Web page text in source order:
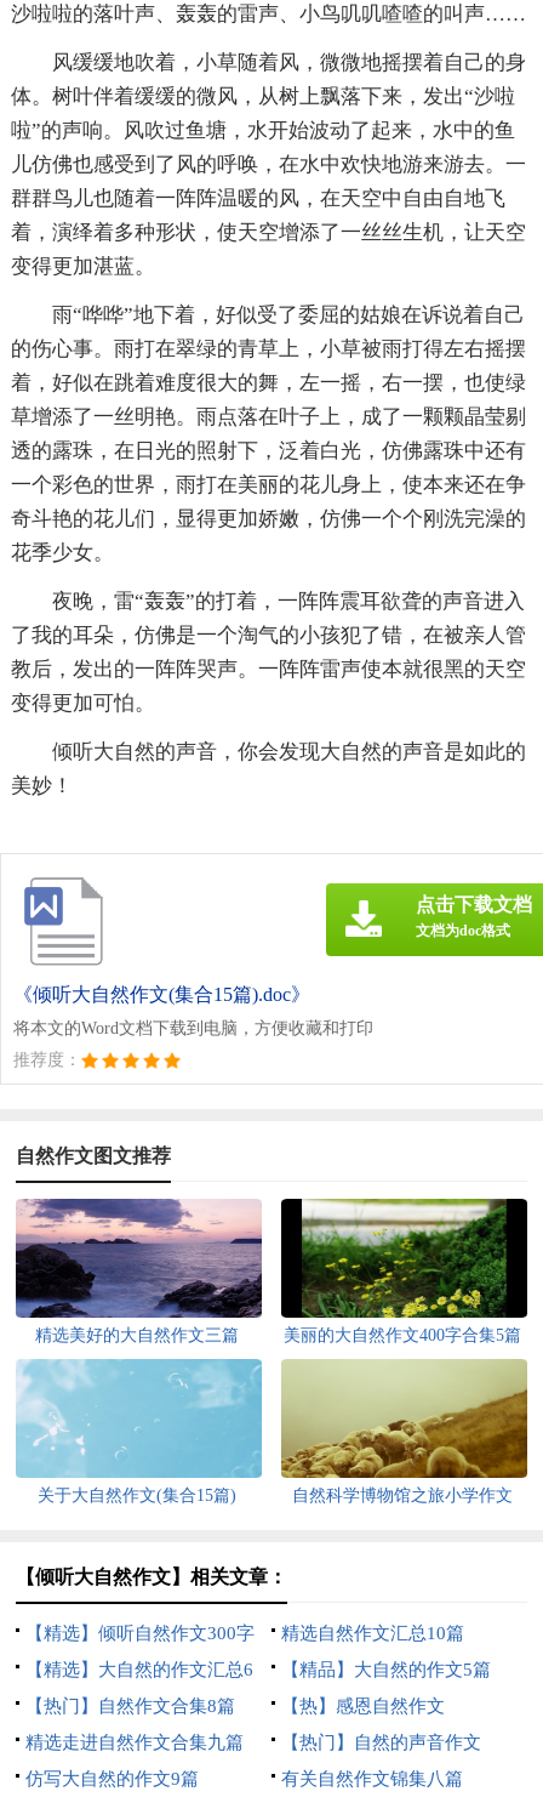
沙啦啦的落叶声、轰轰的雷声、小鸟叽叽喳喳的叫声……
风缓缓地吹着，小草随着风，微微地摇摆着自己的身
体。树叶伴着缓缓的微风，从树上飘落下来，发出“沙啦
啦”的声响。风吹过鱼塘，水开始波动了起来，水中的鱼
儿仿佛也感受到了风的呼唤，在水中欢快地游来游去。一
群群鸟儿也随着一阵阵温暖的风，在天空中自由自地飞
着，演绎着多种形状，使天空增添了一丝丝生机，让天空
变得更加湛蓝。
雨“哗哗”地下着，好似受了委屈的姑娘在诉说着自己
的伤心事。雨打在翠绿的青草上，小草被雨打得左右摇摆
着，好似在跳着难度很大的舞，左一摇，右一摆，也使绿
草增添了一丝明艳。雨点落在叶子上，成了一颗颗晶莹剔
透的露珠，在日光的照射下，泛着白光，仿佛露珠中还有
一个彩色的世界，雨打在美丽的花儿身上，使本来还在争
奇斗艳的花儿们，显得更加娇嫩，仿佛一个个刚洗完澡的
花季少女。
夜晚，雷“轰轰”的打着，一阵阵震耳欲聋的声音进入
了我的耳朵，仿佛是一个淘气的小孩犯了错，在被亲人管
教后，发出的一阵阵哭声。一阵阵雷声使本就很黑的天空
变得更加可怕。
倾听大自然的声音，你会发现大自然的声音是如此的
美妙！
《倾听大自然作文(集合15篇).doc》
将本文的Word文档下载到电脑，方便收藏和打印
推荐度：
点击下载文档
文档为doc格式
自然作文图文推荐
精选美好的大自然作文三篇 美丽的大自然作文400字合集5篇
关于大自然作文(集合15篇) 自然科学博物馆之旅小学作文
【倾听大自然作文】相关文章：
【精选】倾听自然作文300字
三篇
精选自然作文汇总10篇
【精选】大自然的作文汇总6
篇
【精品】大自然的作文5篇
【热门】自然作文合集8篇
【热】感恩自然作文
精选走进自然作文合集九篇
【热门】自然的声音作文
仿写大自然的作文9篇
有关自然作文锦集八篇